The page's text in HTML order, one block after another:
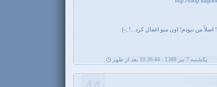
من نبودم! اون منو اغفال کرد...! ;-)
يکشنبه 7 تیر 1388 - 10:36:44 بعد از ظهر